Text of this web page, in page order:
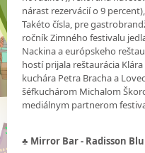
nárast rezervácií o 9
Takéto čísla, pre
ročník Zimného festivalu
Nackina a európskeho
hostí prijala reštaurácia
kuchára Petra Bracha a
šéfkuchárom Michalom
mediálnym partnerom
♣ Mirror Bar - Radisson